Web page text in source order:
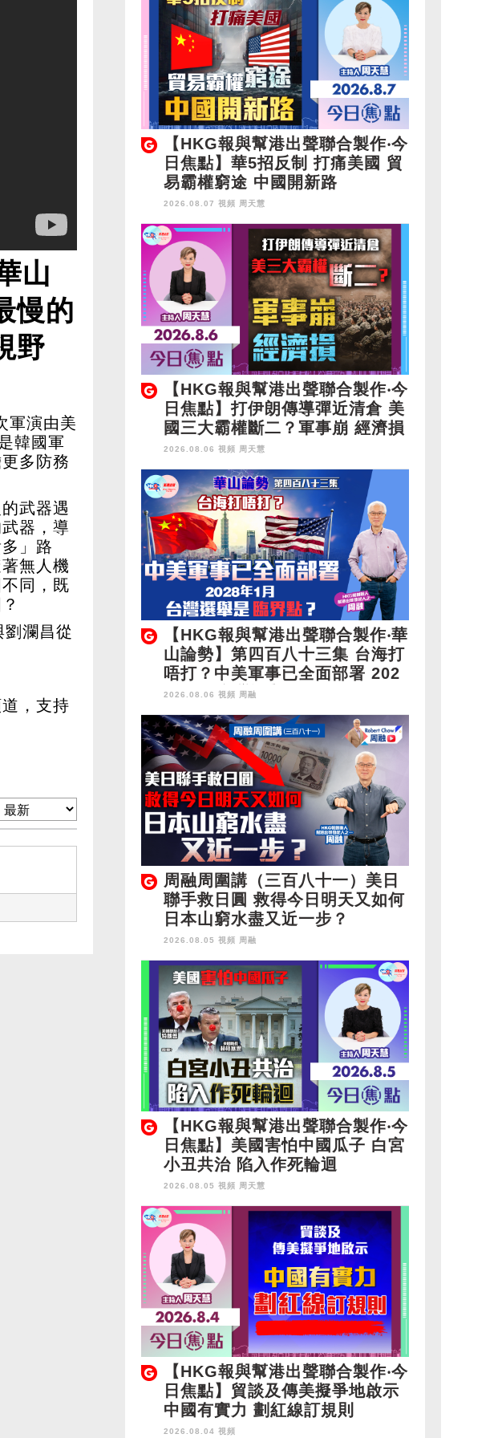
山
慢的
野
軍演由美
韓國軍
多防務
武器遇
器，導
」路
無人機
同，既
瀾昌從
，支持
【HKG報與幫港出聲聯合製作‧今
日焦點】華5招反制 打痛美國 貿
易霸權窮途 中國開新路
2026.08.07 視頻 周天慧
【HKG報與幫港出聲聯合製作‧今
日焦點】打伊朗傳導彈近清倉 美
國三大霸權斷二？軍事崩 經濟損
2026.08.06 視頻 周天慧
【HKG報與幫港出聲聯合製作‧華
山論勢】第四百八十三集 台海打
唔打？中美軍事已全面部署 202
8年1月台灣選舉是臨界點？
2026.08.06 視頻 周融
周融周圍講（三百八十一）美日
聯手救日圓 救得今日明天又如何
日本山窮水盡又近一步？
2026.08.05 視頻 周融
【HKG報與幫港出聲聯合製作‧今
日焦點】美國害怕中國瓜子 白宮
小丑共治 陷入作死輪迴
2026.08.05 視頻 周天慧
【HKG報與幫港出聲聯合製作‧今
日焦點】貿談及傳美擬爭地啟示
中國有實力 劃紅線訂規則
2026.08.04 視頻